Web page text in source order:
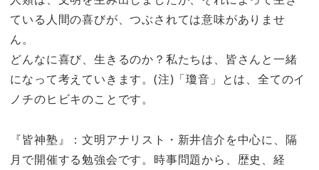
ている人間の喜びが、つぶされては意味がありませ
ん。
どんなに喜び、生きるのか？私たちは、皆さんと一緒
になって考えていきます。(注)「瓊音」とは、全てのイ
ノチのヒビキのことです。
『皆神塾』：文明アナリスト・新井信介を中心に、隔
月で開催する勉強会です。時事問題から、歴史、経